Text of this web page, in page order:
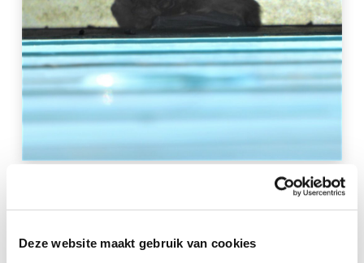
Deze website maakt gebruik van cookies
Dwergvleermuis in ruimte tussen daktrim en gevel van
een gebouw